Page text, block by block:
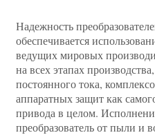
Надежность
обеспечивается
ведущих мировых
на всех этапах
постоянного тока,
аппаратных защит как
привода в целом.
преобразователь от пыли и